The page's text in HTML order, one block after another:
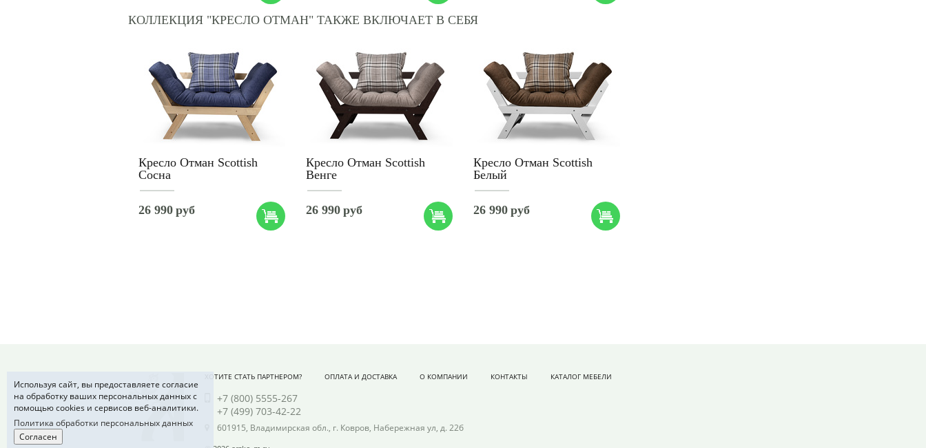
КОЛЛЕКЦИЯ "КРЕСЛО ОТМАН" ТАКЖЕ ВКЛЮЧАЕТ В СЕБЯ
Кресло Отман Scottish
Сосна
26 990 руб
Кресло Отман Scottish
Венге
26 990 руб
Кресло Отман Scottish
Белый
26 990 руб
ХОТИТЕ СТАТЬ ПАРТНЕРОМ? ОПЛАТА И ДОСТАВКА О КОМПАНИИ КОНТАКТЫ КАТАЛОГ МЕБЕЛИ
+7 (800) 5555-267
+7 (499) 703-42-22
601915, Владимирская обл., г. Ковров, Набережная ул, д. 22б
Используя сайт, вы предоставляете согласие
на обработку ваших персональных данных с
помощью cookies и сервисов веб-аналитики.
Политика обработки персональных данных
Согласен